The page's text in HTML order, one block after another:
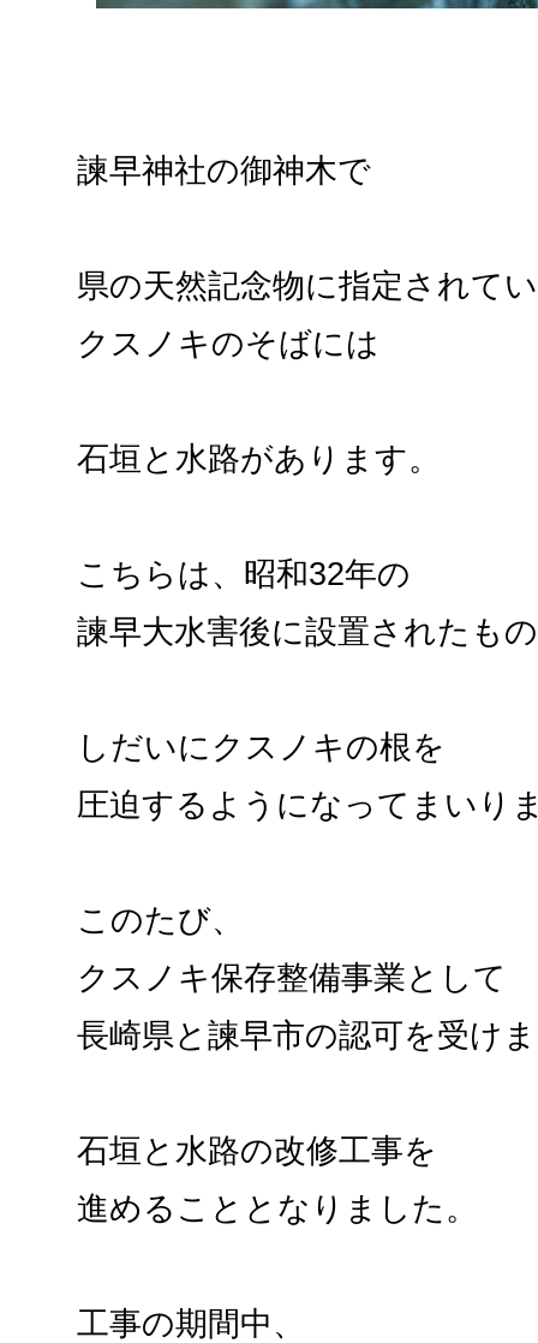
諫早神社の御神木で
県の天然記念物に指定されて
クスノキのそばには
石垣と水路があります。
こちらは、昭和32年の
諫早大水害後に設置されたも
しだいにクスノキの根を
圧迫するようになってまいり
このたび、
クスノキ保存整備事業として
長崎県と諫早市の認可を受け
石垣と水路の改修工事を
進めることとなりました。
工事の期間中、